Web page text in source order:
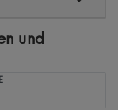
und